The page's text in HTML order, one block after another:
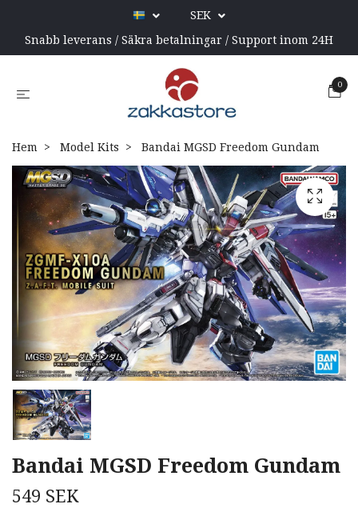
SEK
Snabb leverans / Säkra betalningar / Support inom 24H
0
Hem Model Kits Bandai MGSD Freedom Gundam
Bandai MGSD Freedom Gundam
549 SEK